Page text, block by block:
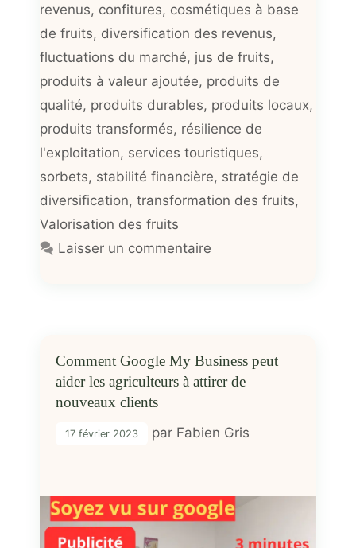
revenus, confitures, cosmétiques à base
de fruits, diversification des revenus,
fluctuations du marché, jus de fruits,
produits à valeur ajoutée, produits de
qualité, produits durables, produits locaux,
produits transformés, résilience de
l'exploitation, services touristiques,
sorbets, stabilité financière, stratégie de
diversification, transformation des fruits,
Valorisation des fruits
Laisser un commentaire
Comment Google My Business peut
aider les agriculteurs à attirer de
nouveaux clients
17 février 2023 par Fabien Gris